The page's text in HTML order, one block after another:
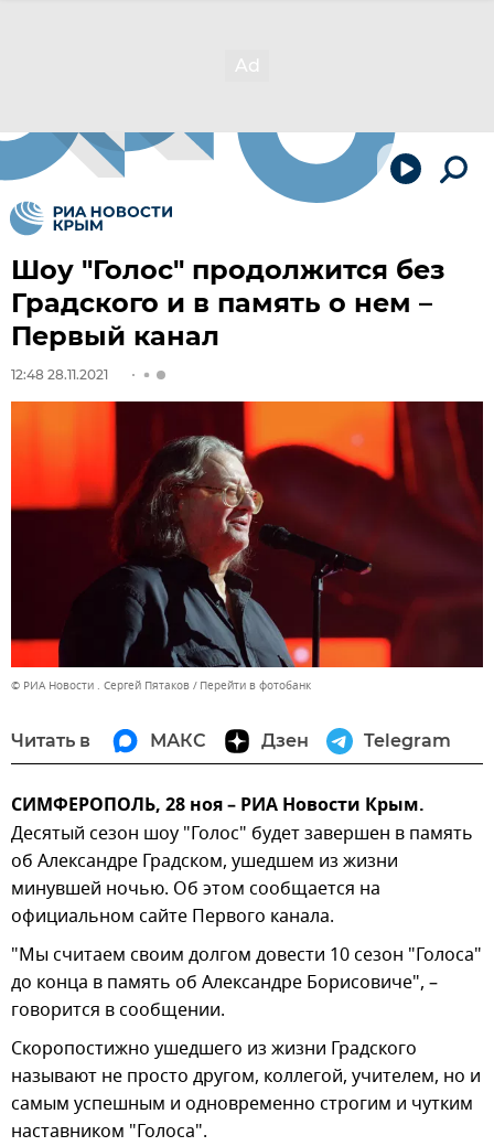
Шоу "Голос" продолжится без
Градского и в память о нем –
Первый канал
12:48 28.11.2021
© РИА Новости . Сергей Пятаков Перейти в фотобанк
Читать в МАКС Дзен Telegram
СИМФЕРОПОЛЬ, 28 ноя – РИА Новости Крым.
Десятый сезон шоу "Голос" будет завершен в память
об Александре Градском, ушедшем из жизни
минувшей ночью. Об этом сообщается на
официальном сайте Первого канала.
"Мы считаем своим долгом довести 10 сезон "Голоса"
до конца в память об Александре Борисовиче", –
говорится в сообщении.
Скоропостижно ушедшего из жизни Градского
называют не просто другом, коллегой, учителем, но и
самым успешным и одновременно строгим и чутким
наставником "Голоса".